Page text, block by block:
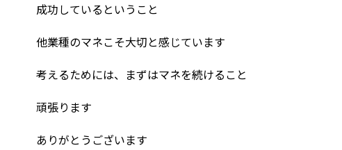
成功しているということ
他業種のマネこそ大切と感じています
考えるためには、まずはマネを続けること
頑張ります
ありがとうございます